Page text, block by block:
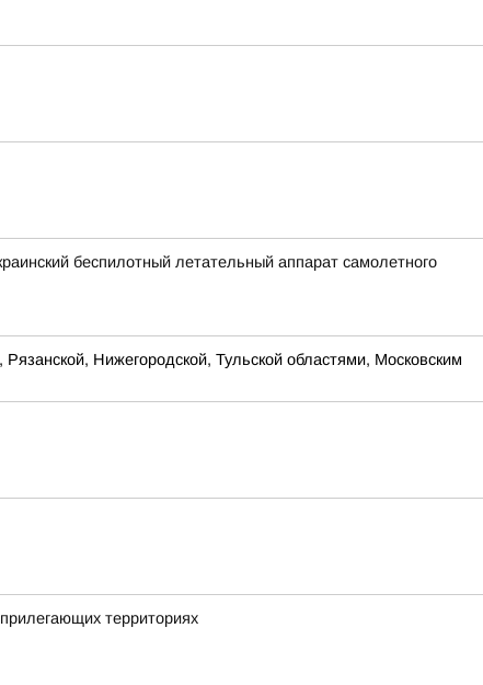
беспилотный летательный аппарат самолетного
Нижегородской, Тульской областями, Московским
территориях